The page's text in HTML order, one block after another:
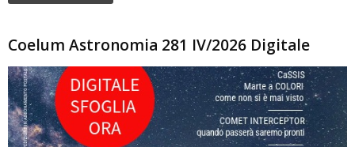
Coelum Astronomia 281 IV/2026 Digitale